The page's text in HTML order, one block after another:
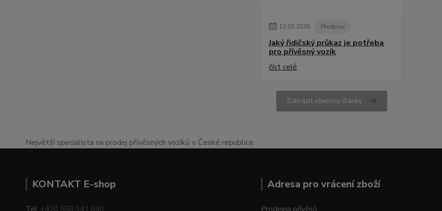
13.03.2026 Předpisy
Jaký řidičský průkaz je potřeba
pro přívěsný vozík
číst celé
Zobrazit všechny články
Největší specialista na prodej přívěsných vozíků v České republice.
KONTAKT E-shop
Tel: +420 558 341 840
Adresa pro vrácení zboží
Prodejna přívěsů